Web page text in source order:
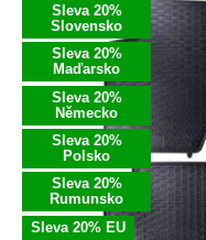
Sleva 20%
Slovensko
Sleva 20%
Maďarsko
Sleva 20%
Německo
Sleva 20%
Polsko
Sleva 20%
Rumunsko
Sleva 20% EU